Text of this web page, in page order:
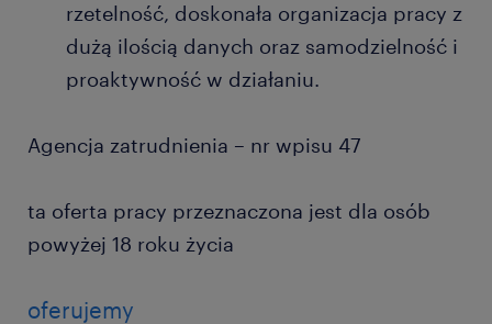
rzetelność, doskonała organizacja pracy z
dużą ilością danych oraz samodzielność i
proaktywność w działaniu.
Agencja zatrudnienia – nr wpisu 47
ta oferta pracy przeznaczona jest dla osób
powyżej 18 roku życia
oferujemy